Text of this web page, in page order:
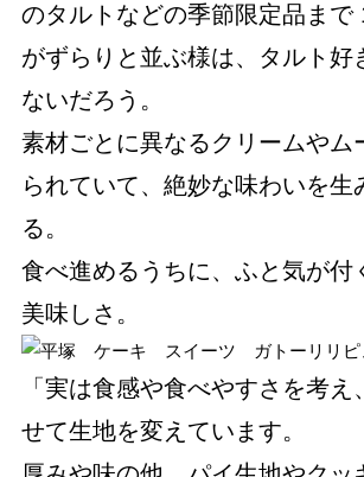
のタルトなどの季節限定品まで
がずらりと並ぶ様は、タルト好
ないだろう。
素材ごとに異なるクリームやム
られていて、絶妙な味わいを生
る。
食べ進めるうちに、ふと気が付
美味しさ。
「実は食感や食べやすさを考え
せて生地を変えています。